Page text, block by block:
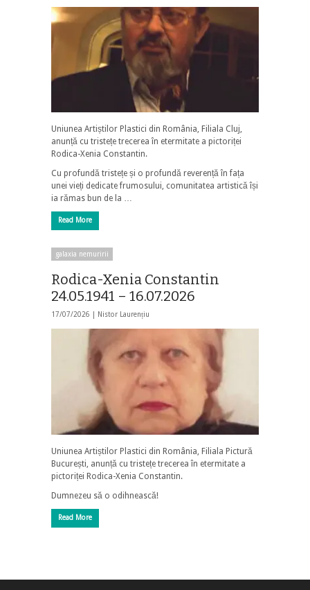
Uniunea Artiștilor Plastici din România, Filiala Cluj,
anunță cu tristețe trecerea în etermitate a pictoriței
Rodica-Xenia Constantin.
Cu profundă tristețe și o profundă reverență în fața
unei vieți dedicate frumosului, comunitatea artistică își
ia rămas bun de la …
Read More
galaxia nemuririi
Rodica-Xenia Constantin
24.05.1941 – 16.07.2026
17/07/2026 | Nistor Laurențiu
Uniunea Artiștilor Plastici din România, Filiala Pictură
București, anunță cu tristețe trecerea în etermitate a
pictoriței Rodica-Xenia Constantin.
Dumnezeu să o odihnească!
Read More